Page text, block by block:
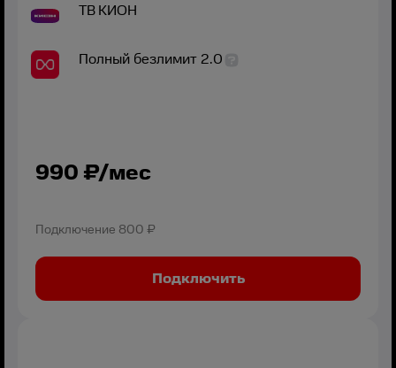
ТВКИОН
Полный безлимит 2.0
990 ₽/мес
Подключение 800 ₽
Подключить